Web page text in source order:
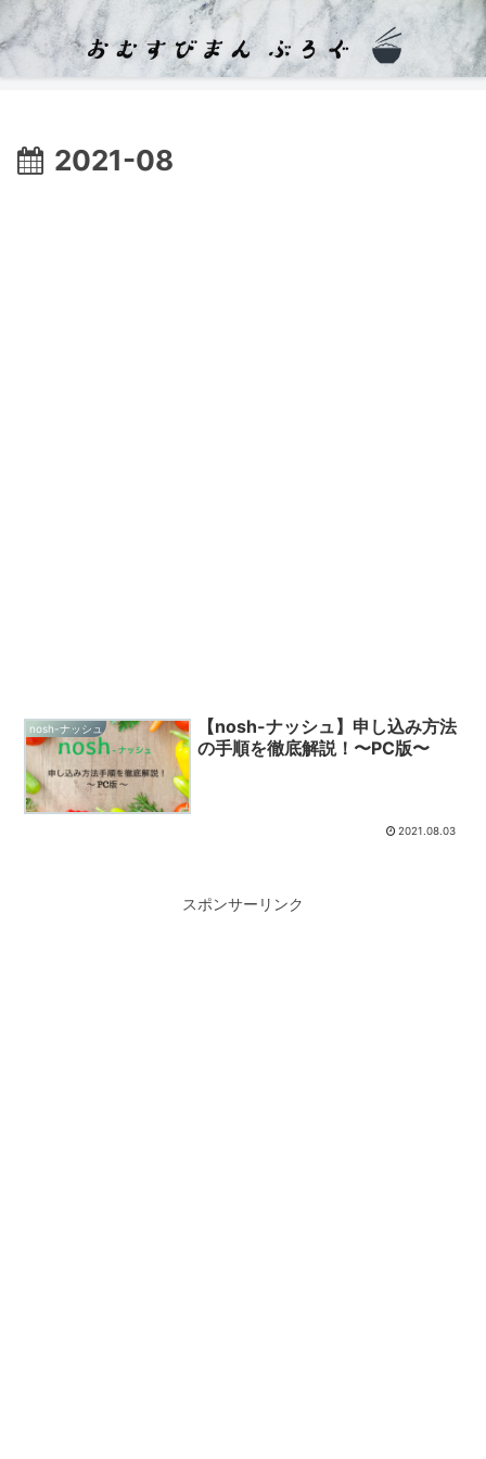
2021-08
nosh-ナッシュ
【nosh-ナッシュ】申し込み方法
の手順を徹底解説！〜PC版〜
2021.08.03
スポンサーリンク